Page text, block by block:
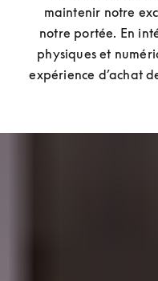
maintenir notre
notre portée. En
physiques et
expérience d’achat